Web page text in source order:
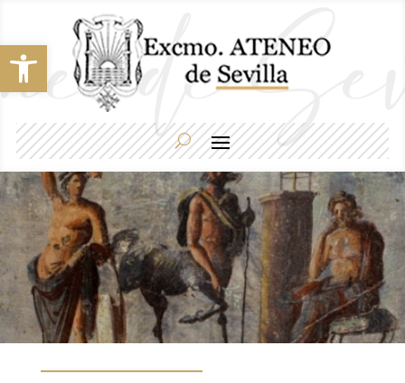
Abrir barra de herramientas